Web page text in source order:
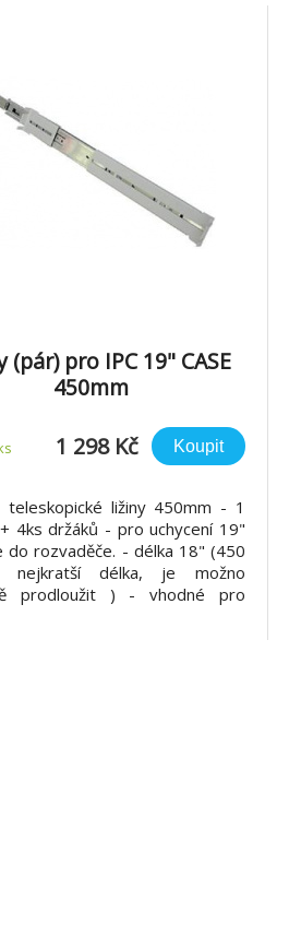
(pár) pro IPC 19" CASE
450mm
1 298 Kč Koupit
teleskopické ližiny 450mm - 1
4ks držáků - pro uchycení 19"
do rozvaděče. - délka 18" (450
délka, je možno
prodloužit ) - vhodné pro